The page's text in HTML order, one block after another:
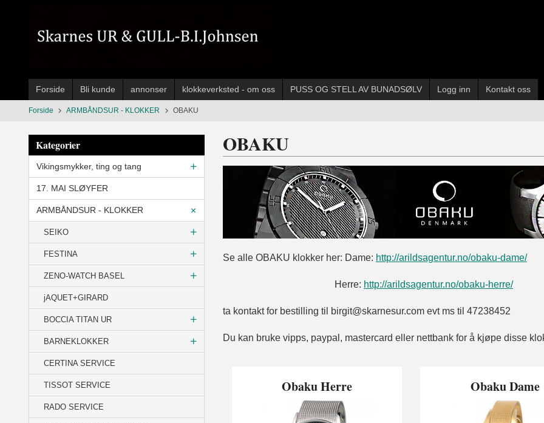
innholdet
Forside Bli kunde annonser klokkeverksted - om oss PUSS OG STELL AV BUNADSØLV Logg inn Kontakt oss
Forside ARMBÅNDSUR - KLOKKER OBAKU
Kategorier
Vikingsmykker, ting og tang
17. MAI SLØYFER
ARMBÅNDSUR - KLOKKER
SEIKO
FESTINA
ZENO-WATCH BASEL
jAQUET+GIRARD
BOCCIA TITAN UR
BARNEKLOKKER
CERTINA SERVICE
TISSOT SERVICE
RADO SERVICE
OBAKU
Se alle OBAKU klokker her: Dame: http://arildsagentur.no/obaku-dame/
Herre: http://arildsagentur.no/obaku-herre/
ta kontakt for bestilling til birgit@skarnesur.com evt ms til 47238452
Du kan bruke vipps, paypal, mastercard eller nettbank for å kjøpe disse
Obaku Herre Obaku Dame